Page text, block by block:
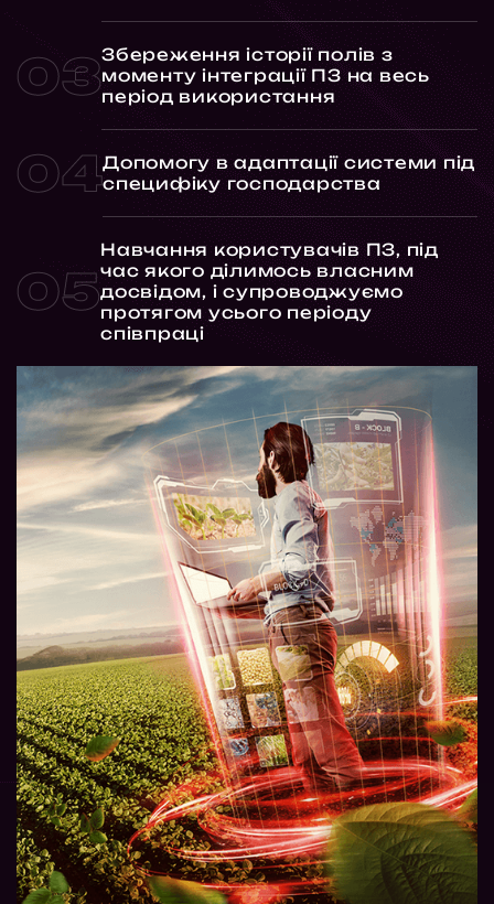
Збереження історії полів з
моменту інтеграції ПЗ на весь
період використання
Допомогу в адаптації системи під
специфіку господарства
Навчання користувачів ПЗ, під
час якого ділимось власним
досвідом, і супроводжуємо
протягом усього періоду
співпраці